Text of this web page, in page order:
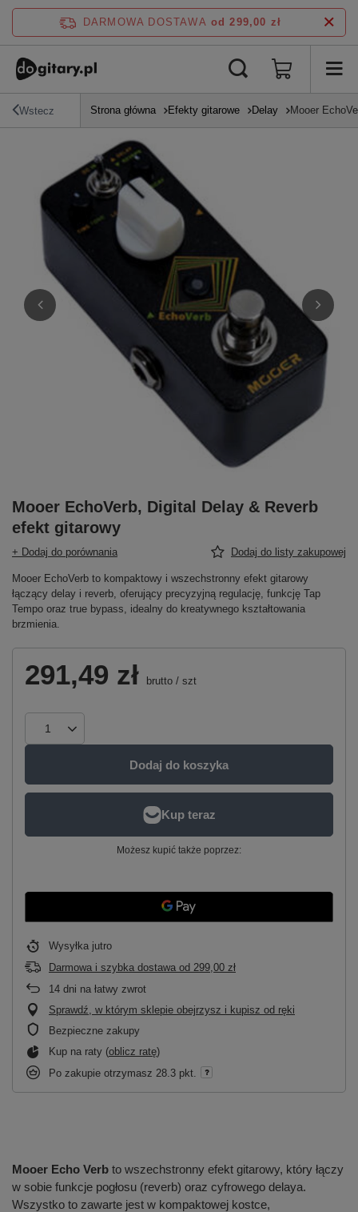
DARMOWA DOSTAWA od 299,00 zł
Wstecz Strona główna Efekty gitarowe Delay Mooer
Mooer EchoVerb, Digital Delay & Reverb
efekt gitarowy
+ Dodaj do porównania Dodaj do listy zakupowej
Mooer EchoVerb to kompaktowy i wszechstronny efekt gitarowy
łączący delay i reverb, oferujący precyzyjną regulację, funkcję Tap
Tempo oraz true bypass, idealny do kreatywnego kształtowania
brzmienia.
291,49 zł brutto / szt
Dodaj do koszyka
Możesz kupić także poprzez:
Wysyłka jutro
Darmowa i szybka dostawa od 299,00 zł
14 dni na łatwy zwrot
Sprawdź, w którym sklepie obejrzysz i kupisz od ręki
Bezpieczne zakupy
Kup na raty (oblicz ratę)
Po zakupie otrzymasz 28.3 pkt.
Mooer Echo Verb to wszechstronny efekt gitarowy, który łączy
w sobie funkcje pogłosu (reverb) oraz cyfrowego delaya.
Wszystko to zawarte jest w kompaktowej kostce,